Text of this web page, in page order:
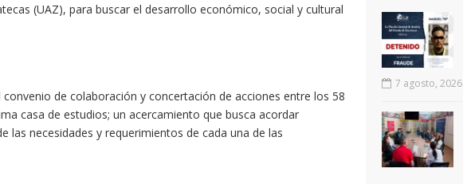
(UAZ), para buscar el desarrollo económico, social y cultural
de colaboración y concertación de acciones entre los 58
casa de estudios; un acercamiento que busca acordar
las necesidades y requerimientos de cada una de las
7 agosto, 2026